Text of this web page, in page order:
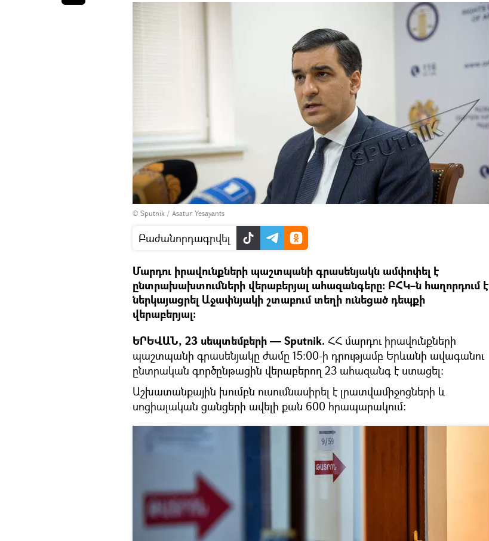
© Sputnik / Asatur Yesayants
Բաժանորդագրվել
Մարդու իրավունքների պաշտպանի գրասենյակն ամփոփել է
ընտրախախտումների վերաբերյալ ահազանգերը։ ԲՀԿ–ն հաղորդում է
ներկայացրել Աջափնյակի շտաբում տեղի ունեցած դեպքի
վերաբերյալ։
ԵՐԵՎԱՆ, 23 սեպտեմբերի — Sputnik. ՀՀ մարդու իրավունքների
պաշտպանի գրասենյակը ժամը 15:00-ի դրությամբ Երևանի ավագանու
ընտրական գործընթացին վերաբերող 23 ահազանգ է ստացել:
Աշխատանքային խումբն ուսումնասիրել է լրատվամիջոցների և
սոցիալական ցանցերի ավելի քան 600 հրապարակում: